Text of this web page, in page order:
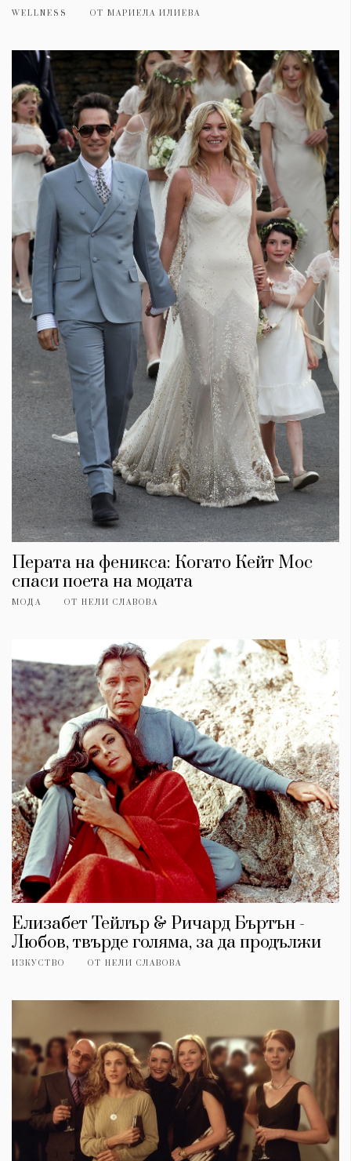
WELLNESS ОТ МАРИЕЛА ИЛИЕВА
Перата на феникса: Когато Кейт Мос
спаси поета на модата
МОДА ОТ НЕЛИ СЛАВОВА
Елизабет Тейлър & Ричард Бъртън -
Любов, твърде голяма, за да продължи
ИЗКУСТВО ОТ НЕЛИ СЛАВОВА
КАТЕГОРИИ
Wine&Dine
Подкасти
Мода
Dialogue
Изкуство
ЗА НАС
Условия за
ползване
За нас
Реклама
Политика за